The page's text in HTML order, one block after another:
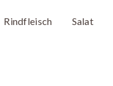
Rindfleisch Salat